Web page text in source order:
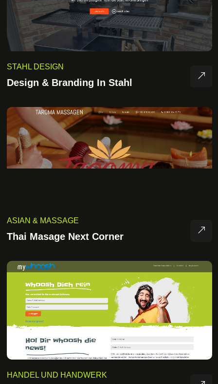
STAHL DESIGN
Design & Branding In Stahl
ASIAN & MASSAGE
Thai Masage Next Corner
HANDEL UND HANDWERK